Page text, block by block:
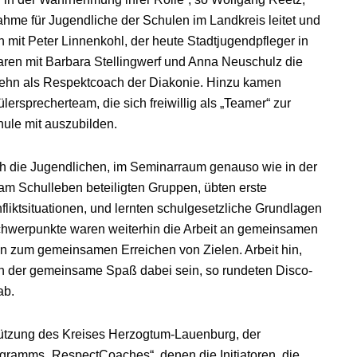
für Jugendliche der Schulen im Landkreis leitet und
Peter Linnenkohl, der heute Stadtjugendpfleger in
mit Barbara Stellingwerf und Anna Neuschulz die
als Respektcoach der Diakonie. Hinzu kamen
die sich freiwillig als „Teamer“ zur
mit auszubilden.
die Jugendlichen, im Seminarraum genauso wie in der
Schulleben beteiligten Gruppen, übten erste
und lernten schulgesetzliche Grundlagen
waren weiterhin die Arbeit an gemeinsamen
zum gemeinsamen Erreichen von Zielen. Arbeit hin,
der gemeinsame Spaß dabei sein, so rundeten Disco-
des Kreises Herzogtum-Lauenburg, der